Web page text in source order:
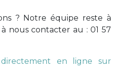
? Notre équipe reste à
à nous contacter au : 01 57
directement en ligne sur